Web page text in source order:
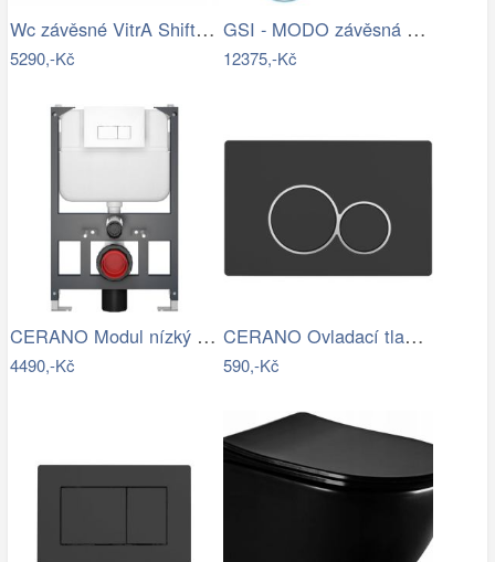
Wc závěsné VitrA Shift zadní odpad 7747…
5290,-Kč
GSI - MODO závěsná WC mísa, Swirlflush,…
12375,-Kč
CERANO Modul nízký pro WC závěsné Prime…
4490,-Kč
CERANO Ovladací tlačítko WC modulů Lite…
590,-Kč